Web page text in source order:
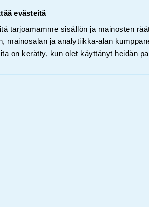
evästeitä
tarjoamamme sisällön ja mainosten
mainosalan ja analytiikka-alan
on kerätty, kun olet käyttänyt heidän